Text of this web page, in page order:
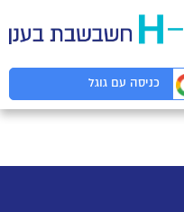
כניסה עם גוגל